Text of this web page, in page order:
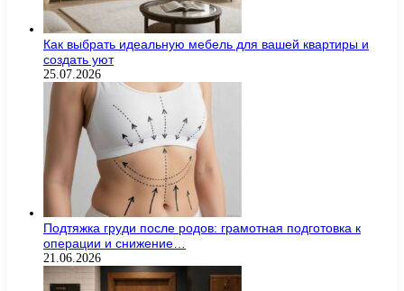
Как выбрать идеальную мебель для вашей квартиры и
создать уют
25.07.2026
Подтяжка груди после родов: грамотная подготовка к
операции и снижение…
21.06.2026